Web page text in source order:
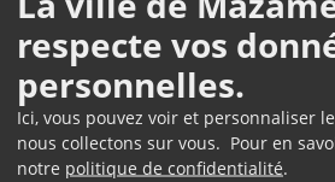
respecte vos
personnelles.
Ici, vous pouvez voir et personnaliser
nous collectons sur vous. Pour en
notre politique de confidentialité.
Libre réponse 71120
75342 Paris cedex 07
<span
</span> joindre à votre
photocopies des pièces